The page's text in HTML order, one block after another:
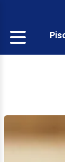
Panneau de